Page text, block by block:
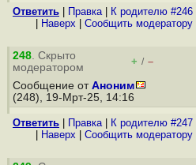
Ответить Правка|
К родителю #246
Наверх Cообщить модератору
248. Скрыто
модератором
+ / –
Сообщение от Аноним
(248), 19-Мрт-25, 14:16
Ответить Правка|
К родителю #247
Наверх Cообщить модератору